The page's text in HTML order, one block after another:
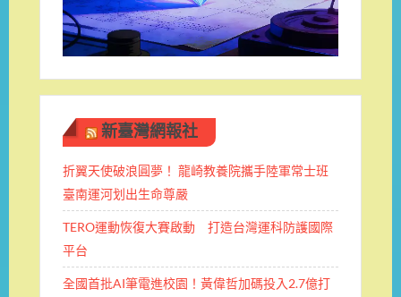
新臺灣網報社
折翼天使破浪圓夢！ 龍崎教養院攜手陸軍常士班 ​
臺南運河划出生命尊嚴
TERO運動恢復大賽啟動 打造台灣運科防護國際
平台
全國首批AI筆電進校園！黃偉哲加碼投入2.7億打